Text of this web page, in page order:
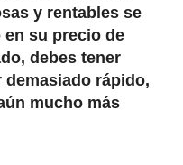
y rentables se
su precio de
debes tener
rápido,
mucho más